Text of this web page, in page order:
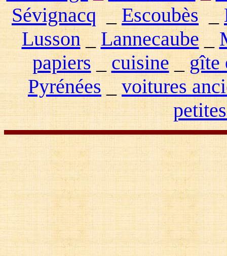
Sévignacq _Escoubès _
Lusson_ Lannecaube
papiers
cuisine_gîte
Pyrénées
voitures